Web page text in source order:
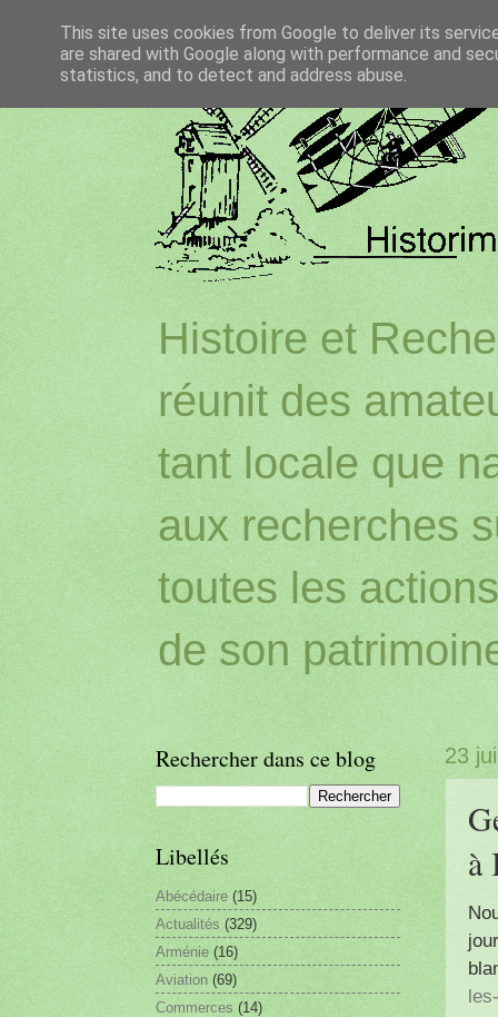
Histoire et
réunit des
tant locale que
aux recherches
toutes les
de son
23
à
Rechercher dans ce blog
Libellés
Abécédaire (15)
Actualités (329)
Arménie (16)
Aviation (69)
Commerces (14)
This site uses cookies from Google to deliver its
are shared with Google along with performance and
statistics, and to detect and address abuse.